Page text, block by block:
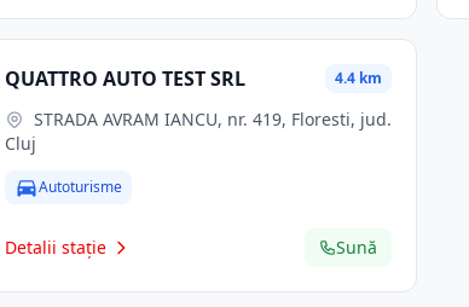
QUATTRO AUTO TEST SRL 4.4 km
Cluj
Autoturisme
Detalii stație Sună